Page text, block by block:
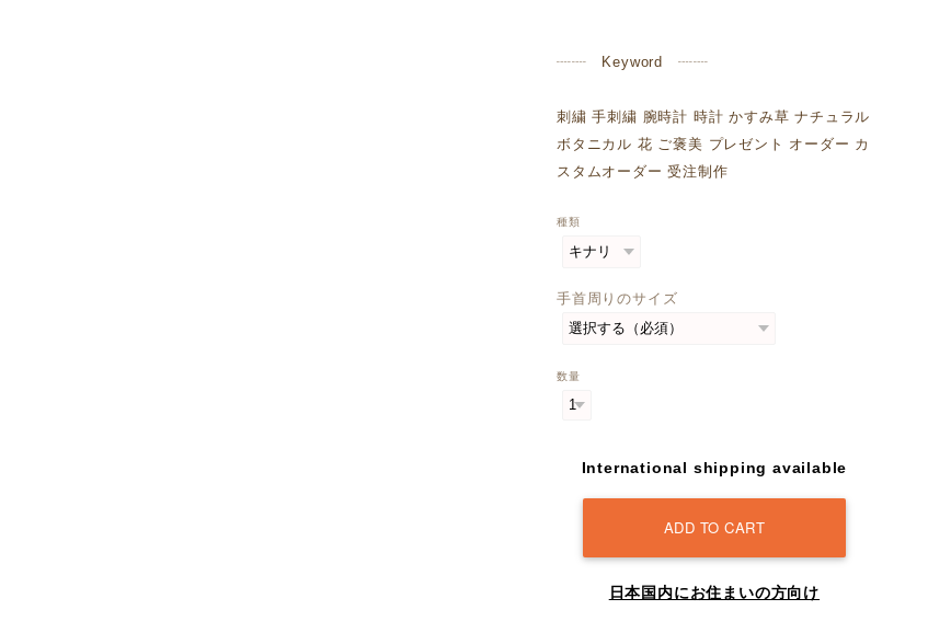
┈┈ Keyword ┈┈
刺繍 手刺繍 腕時計 時計 かすみ草 ナチュラル
ボタニカル 花 ご褒美 プレゼント オーダー カ
スタムオーダー 受注制作
種類
手首周りのサイズ
数量
International shipping available
ADD TO CART
日本国内にお住まいの方向け